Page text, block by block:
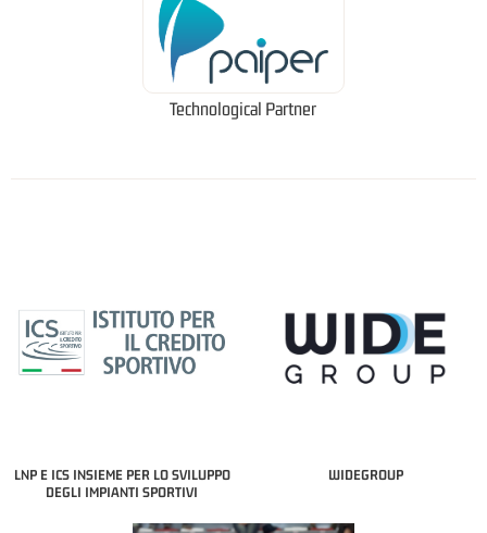
Technological Partner
LNP E ICS INSIEME PER LO SVILUPPO
DEGLI IMPIANTI SPORTIVI
WIDEGROUP